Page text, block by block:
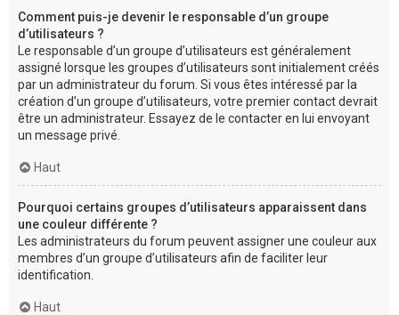
Comment puis-je devenir le responsable d’un groupe
d’utilisateurs ?
Le responsable d’un groupe d’utilisateurs est généralement
assigné lorsque les groupes d’utilisateurs sont initialement créés
par un administrateur du forum. Si vous êtes intéressé par la
création d’un groupe d’utilisateurs, votre premier contact devrait
être un administrateur. Essayez de le contacter en lui envoyant
un message privé.
Haut
Pourquoi certains groupes d’utilisateurs apparaissent dans
une couleur différente ?
Les administrateurs du forum peuvent assigner une couleur aux
membres d’un groupe d’utilisateurs afin de faciliter leur
identification.
Haut